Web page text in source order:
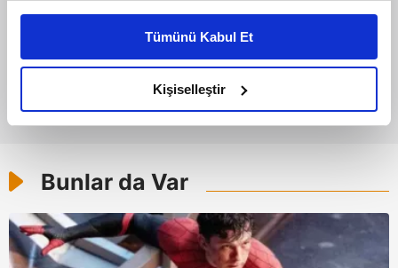
daha iyi reklam deneyimi yaşatabiliriz. Bunu yaparken
amacımızın size daha iyi bir reklam deneyimi sunmak
olduğunu ve sizlere en iyi içerikleri sunabilmek adına
elimizden gelen çabayı gösterdiğimizi ve bu noktada,
reklamların maliyetlerimizi karşılamak noktasında tek gelir
Her halükârda, kullanıcılar, bu çerezlere izin vermedikleri
takdirde, kullanıcılara hedefli reklamlar
gösterilmeyecektir."
Tümünü Kabul Et
Kişiselleştir
Bunlar da Var